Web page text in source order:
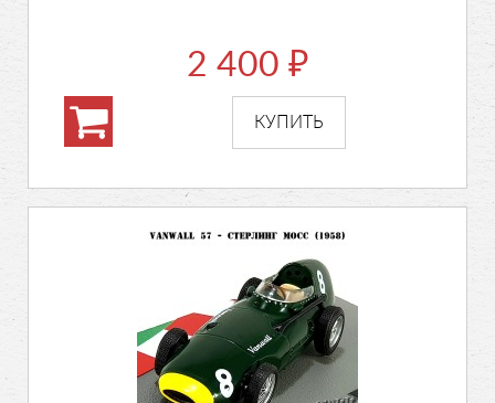
2 400 ₽